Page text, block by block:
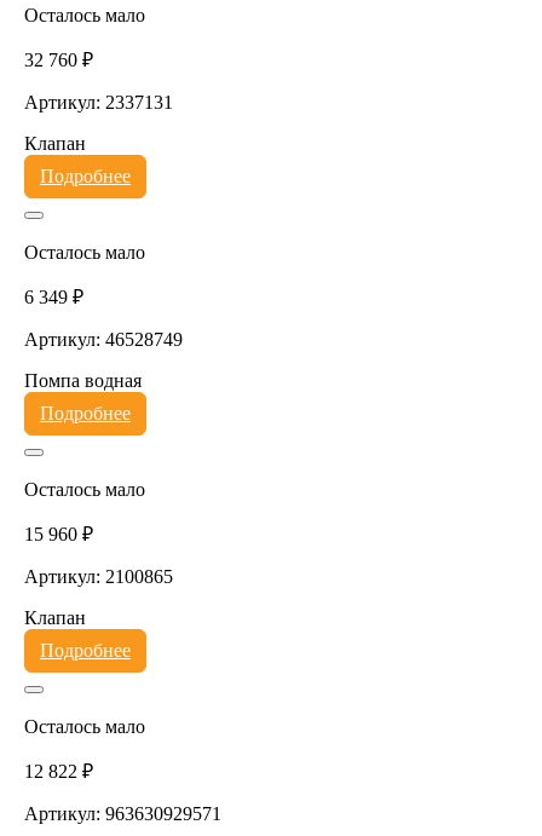
Осталось мало
32 760 ₽
Артикул: 2337131
Клапан
Подробнее
Осталось мало
6 349 ₽
Артикул: 46528749
Помпа водная
Подробнее
Осталось мало
15 960 ₽
Артикул: 2100865
Клапан
Подробнее
Осталось мало
12 822 ₽
Артикул: 963630929571